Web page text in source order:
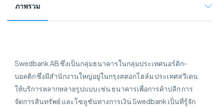
ภาพรวม
Swedbank AB ซึ่งเป็นกลุ่มธนาคารในกลุ่มประเทศนอร์ดิก-
บอลติก ซึ่งมีสำนักงานใหญ่อยู่ในกรุงสตอกโฮล์ม ประเทศสวีเดน
ให้บริการหลากหลายรูปแบบ เช่น ธนาคารเพื่อการค้าปลีก การ
จัดการสินทรัพย์ และโซลูชันทางการเงิน Swedbank เป็นที่รู้จัก